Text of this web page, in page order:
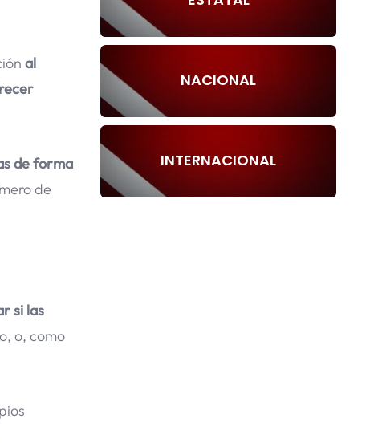
al
de forma
de
si las
o, como
NACIONAL
INTERNACIONAL